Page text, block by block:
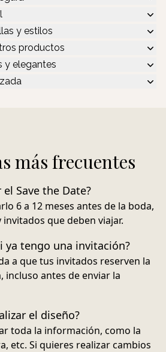
y estilos
productos
y elegantes
más frecuentes
el Save the Date?
6 a 12 meses antes de la boda,
que deben viajar.
ya tengo una invitación?
a que tus invitados reserven la
incluso antes de enviar la
el diseño?
toda la información, como la
etc. Si quieres realizar cambios